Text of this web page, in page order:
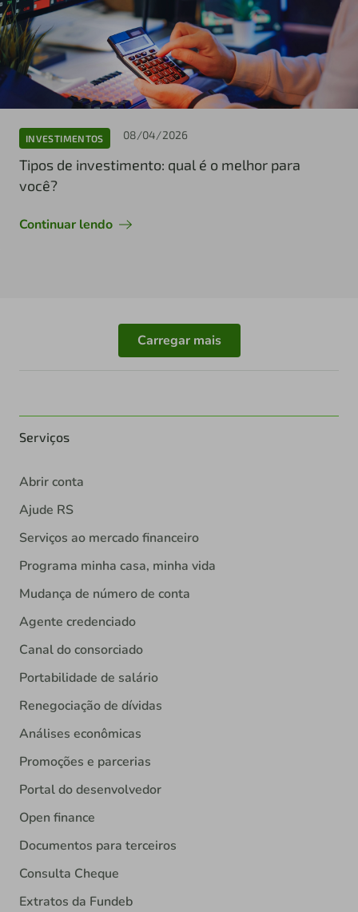
INVESTIMENTOS 08/04/2026
Tipos de investimento: qual é o melhor para
você?
Continuar lendo
Carregar mais
Serviços
Abrir conta
Ajude RS
Serviços ao mercado financeiro
Programa minha casa, minha vida
Mudança de número de conta
Agente credenciado
Canal do consorciado
Portabilidade de salário
Renegociação de dívidas
Análises econômicas
Promoções e parcerias
Portal do desenvolvedor
Open finance
Documentos para terceiros
Consulta Cheque
Extratos da Fundeb